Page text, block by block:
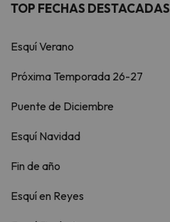
TOP FECHAS DESTACADAS
Esquí Verano
Próxima Temporada 26-27
Puente de Diciembre
Esquí Navidad
Fin de año
Esquí en Reyes